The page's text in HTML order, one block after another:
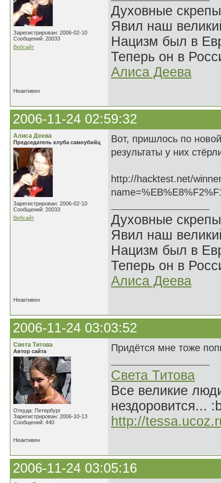
Зарегистрирован: 2006-02-10
Сообщений: 20033
Вебсайт
Духовные
Явил наш
Нацизм был в
Теперь он в
Алиса Деева
Неактивен
2006-11-24 02:59:32
Алиса Деева
Председатель клуба самоубийц
Зарегистрирован: 2006-02-10
Сообщений: 20033
Вебсайт
Вот, пришлось по
результаты у них
http://hacktest.net/
Духовные
Явил наш
Нацизм был в
Теперь он в
Алиса Деева
Неактивен
2006-11-24 03:03:52
Света Титова
Автор сайта
Откуда: Петербург
Зарегистрирован: 2006-10-13
Сообщений: 440
Придётся мне тоже
Света Титова
Все великие
нездоровится...
http://
Неактивен
2006-11-24 03:05:16